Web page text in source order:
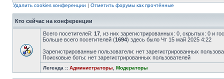
Удалить cookies конференции | Отметить форумы как прочтённые
Кто сейчас на конференции
Всего посетителей: 17 , из них зарегистрированных: 0, скрытых: 0 и
Больше всего посетителей (1694) здесь было Чт 15 май 2025 4:22
Зарегистрированные пользователи: нет зарегистрированных
Поисковые боты: нет зарегистрированных пользователей
Легенда :: Администраторы Модераторы